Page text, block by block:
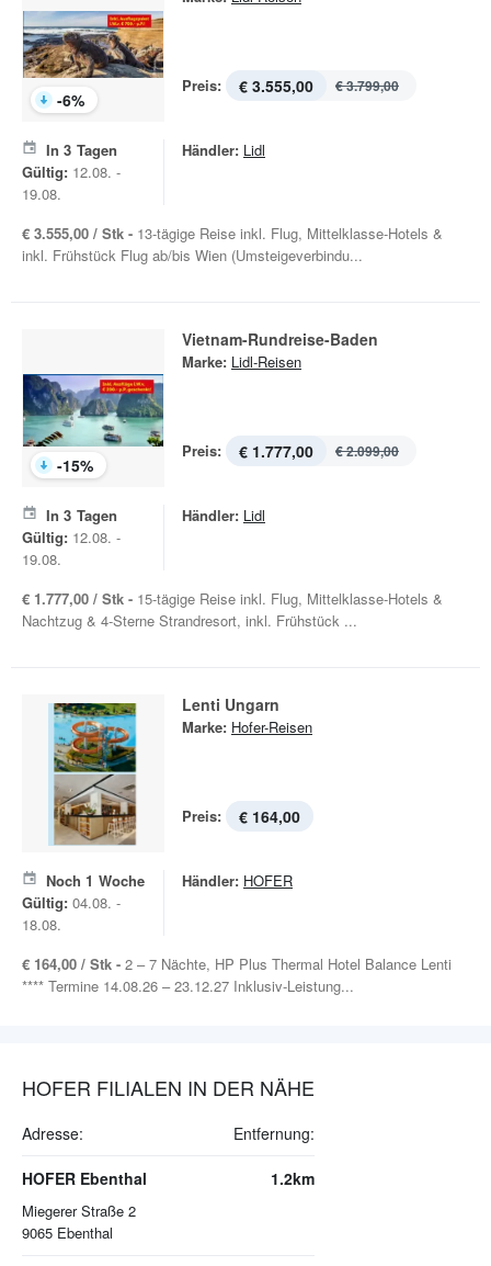
-6%
Preis: € 3.555,00 € 3.799,00
In 3 Tagen
Gültig: 12.08. -
19.08.
Händler: Lidl
€ 3.555,00 / Stk - 13-tägige Reise inkl. Flug, Mittelklasse-Hotels &
inkl. Frühstück Flug ab/bis Wien (Umsteigeverbindu...
-15%
Vietnam-Rundreise-Baden
Marke: Lidl-Reisen
Preis: € 1.777,00 € 2.099,00
In 3 Tagen
Gültig: 12.08. -
19.08.
Händler: Lidl
€ 1.777,00 / Stk - 15-tägige Reise inkl. Flug, Mittelklasse-Hotels &
Nachtzug & 4-Sterne Strandresort, inkl. Frühstück ...
Lenti Ungarn
Marke: Hofer-Reisen
Preis: € 164,00
Noch 1 Woche
Gültig: 04.08. -
18.08.
Händler: HOFER
€ 164,00 / Stk - 2 – 7 Nächte, HP Plus Thermal Hotel Balance Lenti
**** Termine 14.08.26 – 23.12.27 Inklusiv-Leistung...
HOFER FILIALEN IN DER NÄHE
Adresse: Entfernung:
HOFER Ebenthal
Miegerer Straße 2
9065 Ebenthal
1.2km